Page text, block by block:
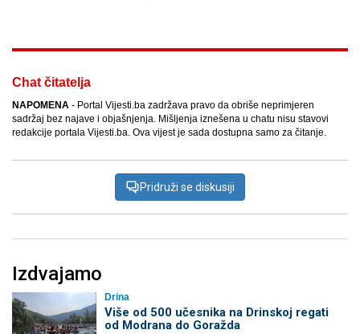
Chat čitatelja
NAPOMENA - Portal Vijesti.ba zadržava pravo da obriše neprimjeren
sadržaj bez najave i objašnjenja. Mišljenja iznešena u chatu nisu stavovi
redakcije portala Vijesti.ba. Ova vijest je sada dostupna samo za čitanje.
Pridruži se diskusiji
Izdvajamo
Drina
Više od 500 učesnika na Drinskoj regati
od Modrana do Goražda